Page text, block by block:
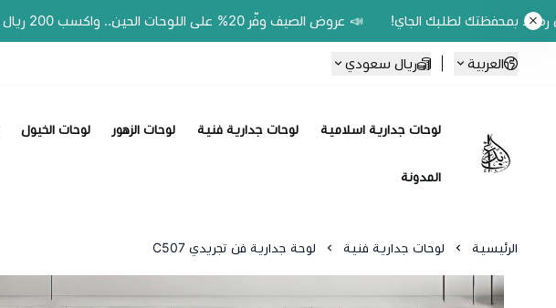
📣 عروض الصيف وفّر 20% على اللوحات الحين.. واكسب 200 ريال رصيد بمحفظتك لطلبك الجاي!
العربية ريال سعودي
Ebbdaa art
لوحات جدارية اسلامية لوحات جدارية فنية لوحات الزهور لوحات الخيول
المدونة
الرئيسية لوحات جدارية فنية لوحة جدارية فن تجريدي C507